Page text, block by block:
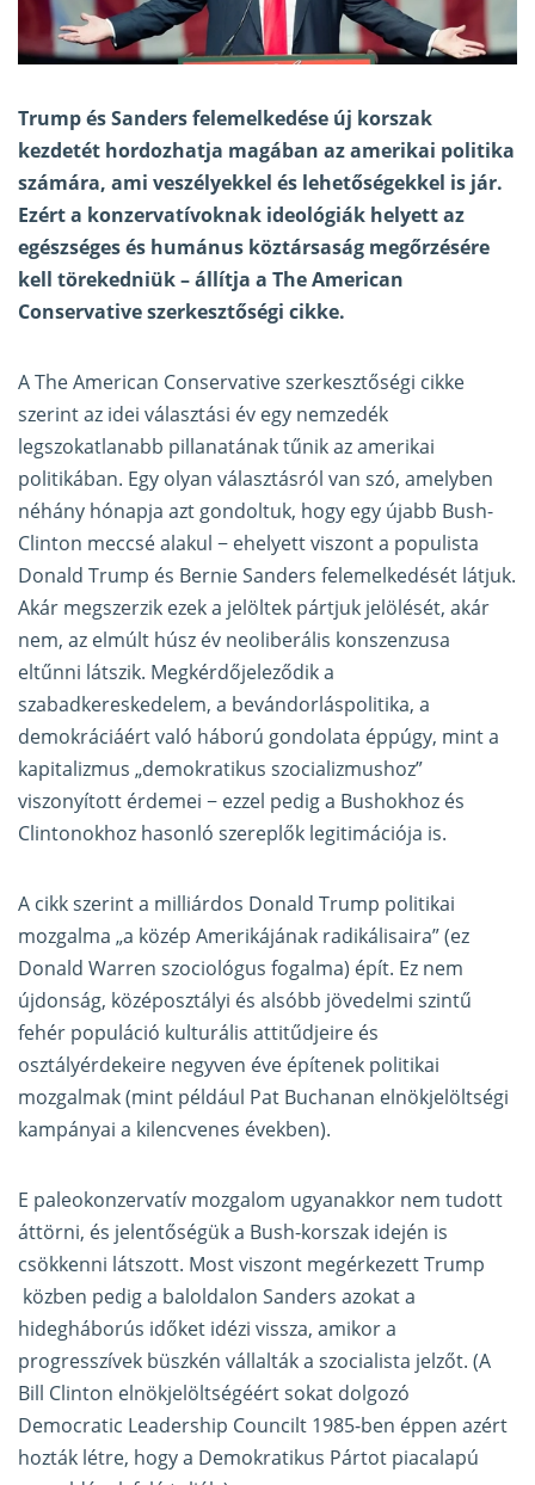
Trump és Sanders felemelkedése új korszak
kezdetét hordozhatja magában az amerikai politika
számára, ami veszélyekkel és lehetőségekkel is jár.
Ezért a konzervatívoknak ideológiák helyett az
egészséges és humánus köztársaság megőrzésére
kell törekedniük – állítja a The American
Conservativeszerkesztőségi cikke.
A The American Conservative szerkesztőségi cikke
szerint az idei választási év egy nemzedék
legszokatlanabb pillanatának tűnik az amerikai
politikában. Egy olyan választásról van szó, amelyben
néhány hónapja azt gondoltuk, hogy egy újabb Bush-
Clinton meccsé alakul − ehelyett viszont a populista
Donald Trump és Bernie Sanders felemelkedését látjuk.
Akár megszerzik ezek a jelöltek pártjuk jelölését, akár
nem, az elmúlt húsz év neoliberális konszenzusa
eltűnni látszik. Megkérdőjeleződik a
szabadkereskedelem, a bevándorláspolitika, a
demokráciáért való háború gondolata éppúgy, mint a
kapitalizmus „demokratikus szocializmushoz”
viszonyított érdemei − ezzel pedig a Bushokhoz és
Clintonokhoz hasonló szereplők legitimációja is.
A cikk szerint a milliárdos Donald Trump politikai
mozgalma „a közép Amerikájának radikálisaira” (ez
Donald Warren szociológus fogalma) épít. Ez nem
újdonság, középosztályi és alsóbb jövedelmi szintű
fehér populáció kulturális attitűdjeire és
osztályérdekeire negyven éve építenek politikai
mozgalmak (mint például Pat Buchanan elnökjelöltségi
kampányai a kilencvenes években).
E paleokonzervatív mozgalom ugyanakkor nem tudott
áttörni, és jelentőségük a Bush-korszak idején is
csökkenni látszott. Most viszont megérkezett Trump
közben pedig a baloldalon Sanders azokat a
hidegháborús időket idézi vissza, amikor a
progresszívek büszkén vállalták a szocialista jelzőt. (A
Bill Clinton elnökjelöltségéért sokat dolgozó
Democratic Leadership Councilt 1985-ben éppen azért
hozták létre, hogy a Demokratikus Pártot piacalapú